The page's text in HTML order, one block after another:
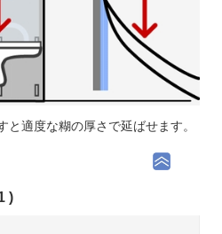
と適度な糊の厚さで延ばせます。
)